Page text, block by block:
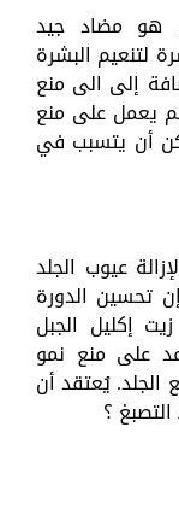
هو مضاد جيد
لتنعيم البشرة
إلى الى منع
يعمل على منع
أن يتسبب في
عيوب الجلد
تحسين الدورة
إكليل الجبل
على منع نمو
الجلد. يُعتقد أن
؟